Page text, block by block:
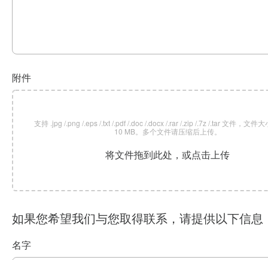
附件
支持 .jpg /.png /.eps /.txt /.pdf /.doc /.docx /.rar /.zip /.7z /.tar 文件，文件大
10 MB。多个文件请压缩后上传。
将文件拖到此处，或点击上传
如果您希望我们与您取得联系，请提供以下信息
名字